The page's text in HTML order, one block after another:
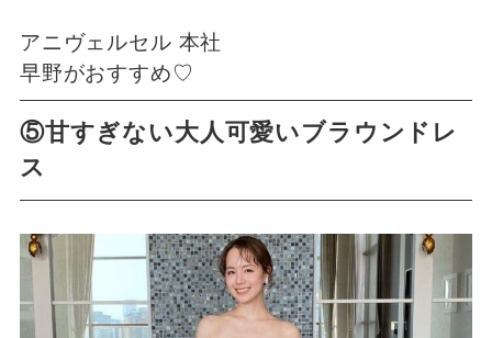
アニヴェルセル 本社
早野がおすすめ♡
⑤甘すぎない大人可愛いブラウンドレ
ス